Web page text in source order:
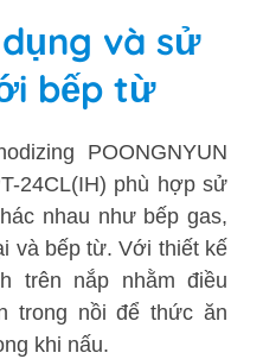
và sử
bếp từ
POONGNYUN
24CL(IH) phù hợp sử
nhau như bếp gas,
và bếp từ. Với thiết kế
trên nắp nhằm điều
trong nồi để thức ăn
khi nấu.